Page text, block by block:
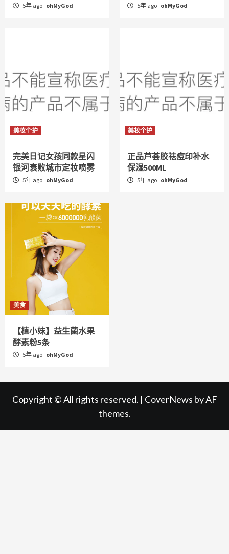
5年 ago ohMyGod 5年 ago ohMyGod
美妆个护
完美日记女孩同款星闪
银河衰败城市定妆喷雾
5年 ago ohMyGod
美妆个护
正品芦荟胶祛痘印补水
保湿500ML
5年 ago ohMyGod
美食
【植小妹】益生菌水果
酵素粉5条
5年 ago ohMyGod
Copyright © All rights reserved. | CoverNews by AF
themes.